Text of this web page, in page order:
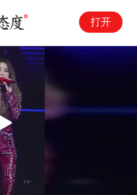
打开
Play